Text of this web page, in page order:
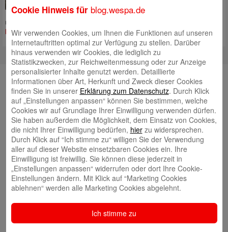
die Hof Junkernhose GbR die
namhafte Auszeichnung. Der seit Generationen bestehende, von den
Mehr lesen
YouTube
Autoren
Tim Beling
Cookie Hinweis für blog.wespa.de
Wir verwenden Cookies, um Ihnen die Funktionen auf unseren
Internetauftritten optimal zur Verfügung zu stellen. Darüber
hinaus verwenden wir Cookies, die lediglich zu
Statistikzwecken, zur Reichweitenmessung oder zur Anzeige
personalisierter Inhalte genutzt werden. Detaillierte
Informationen über Art, Herkunft und Zweck dieser Cookies
finden Sie in unserer Erklärung zum Datenschutz. Durch Klick
auf „Einstellungen anpassen“ können Sie bestimmen, welche
Cookies wir auf Grundlage Ihrer Einwilligung verwenden dürfen.
Sie haben außerdem die Möglichkeit, dem Einsatz von Cookies,
die nicht Ihrer Einwilligung bedürfen, hierzu widersprechen.
Durch Klick auf “Ich stimme zu“ willigen Sie der Verwendung
aller auf dieser Website einsetzbaren Cookies ein. Ihre
Einwilligung ist freiwillig. Sie können diese jederzeit in
„Einstellungen anpassen“ widerrufen oder dort Ihre Cookie-
Einstellungen ändern. Mit Klick auf “Marketing Cookies
ablehnen“ werden alle Marketing Cookies abgelehnt.
Ich stimme zu